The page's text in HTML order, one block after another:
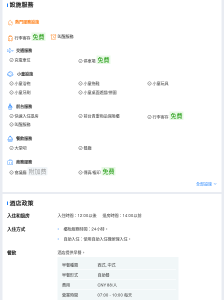
設施服務
熱門服務設施
行李寄存 免費 叫醒服務
交通服務
充電車位 停車場 免費
小童設施
小童浴袍 小童拖鞋
小童玩具
小童牙刷
小童桌面遊戲/拼圖
前台服務
快速入住退房 前台貴重物品保險櫃 行李寄存 免費
叫醒服務
餐飲服務
大堂吧 餐廳
商務服務
會議廳 附加费 傳真/複印 免費
全部設施
酒店政策
入住和退房 入住時間：12:00以後 退房時間：14:00以前
入住方式
櫃枱服務時間：24小時。
自助入住：使用自助入住機辦理入住。
餐飲 酒店提供早餐。
早餐種類
西式, 中式
早餐形式
自助餐
費用
CNY 88/人
營業時間
07:00 - 10:00 每天